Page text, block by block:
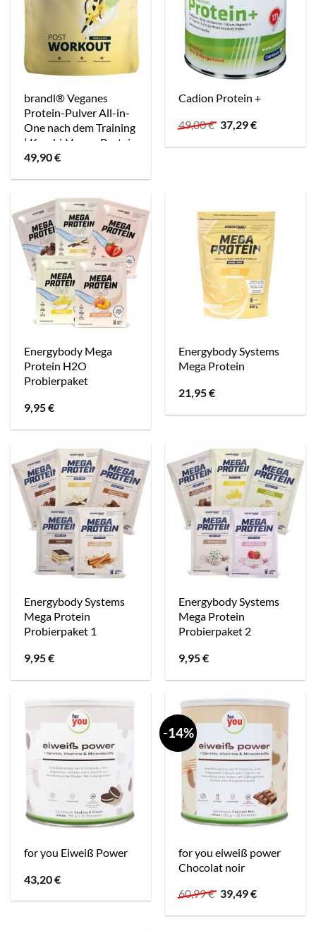
brandl® Veganes
Protein-Pulver All-in-
One nach dem Training
| Kombi-Vegan-Protein
49,90€
Cadion Protein +
49,00€ Ursprünglicher
Preis
war:
37,29€Aktueller
ist:
Energybody Mega
Protein H2O
Probierpaket
9,95€
Energybody Systems
Mega Protein
21,95€
Energybody Systems
Mega Protein
Probierpaket 1
9,95€
Energybody Systems
Mega Protein
Probierpaket 2
9,95€
for you Eiweiß Power
43,20€
-14%
for you eiweiß power
Chocolat noir
60,99€ Ursprünglicher
war:
39,49€Aktueller
ist: